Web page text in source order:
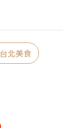
台北美食